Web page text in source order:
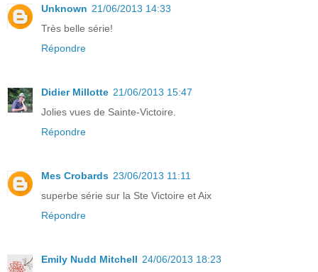
Unknown 21/06/2013 14:33
Très belle série!
Répondre
Didier Millotte 21/06/2013 15:47
Jolies vues de Sainte-Victoire.
Répondre
Mes Crobards 23/06/2013 11:11
superbe série sur la Ste Victoire et Aix
Répondre
Emily Nudd Mitchell 24/06/2013 18:23